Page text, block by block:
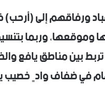
ورفاقهم إلى
وموقعها، وربما
بين مناطق يافع
ضفاف وادٍ خصيب